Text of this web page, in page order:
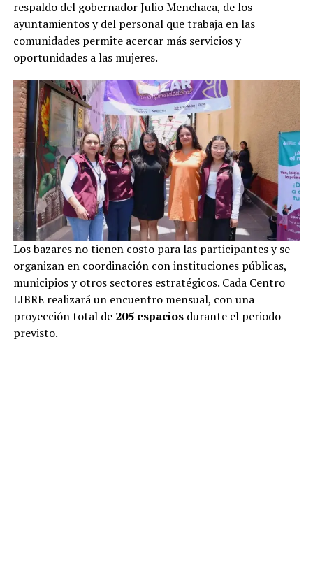
respaldo del gobernador Julio Menchaca, de los
ayuntamientos y del personal que trabaja en las
comunidades permite acercar más servicios y
oportunidades a las mujeres.
Los bazares no tienen costo para las participantes y se
organizan en coordinación con instituciones públicas,
municipios y otros sectores estratégicos. Cada Centro
LIBRE realizará un encuentro mensual, con una
proyección total de 205 espaciosdurante el periodo
previsto.